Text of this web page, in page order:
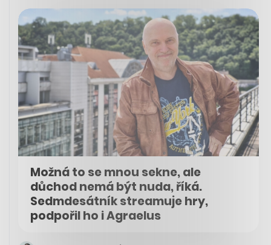
Možná to se mnou sekne, ale
důchod nemá být nuda, říká.
Sedmdesátník streamuje hry,
podpořil ho i Agraelus